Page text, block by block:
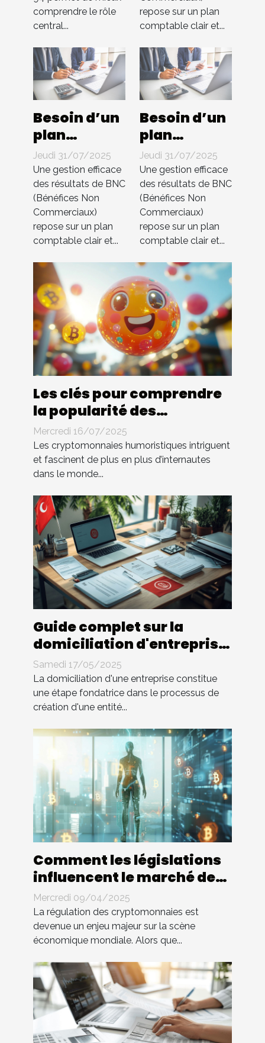
dans le 94 ?
comprendre le rôle
central...
s’occupe de
tout !
repose sur un plan
comptable clair et...
Besoin d’un
plan
comptable
pour BNC ?
Compta 4
You
s’occupe de
tout !
Jeudi 31/07/2025
Une gestion efficace
des résultats de BNC
(Bénéfices Non
Commerciaux)
repose sur un plan
comptable clair et...
Besoin d’un
plan
comptable
pour BNC ?
Compta 4
You
s’occupe de
tout !
Jeudi 31/07/2025
Une gestion efficace
des résultats de BNC
(Bénéfices Non
Commerciaux)
repose sur un plan
comptable clair et...
Les clés pour comprendre
la popularité des
cryptomonnaies
humoristiques
Mercredi 16/07/2025
Les cryptomonnaies humoristiques intriguent
et fascinent de plus en plus d’internautes
dans le monde...
Guide complet sur la
domiciliation d'entreprise
en Tunisie
Samedi 17/05/2025
La domiciliation d'une entreprise constitue
une étape fondatrice dans le processus de
création d'une entité...
Comment les législations
influencent le marché des
cryptomonnaies
Mercredi 09/04/2025
La régulation des cryptomonnaies est
devenue un enjeu majeur sur la scène
économique mondiale. Alors que...